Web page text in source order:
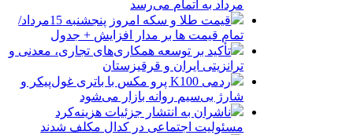
مرداد به اتمام می‌رسد
قیمت طلا و سکه امروز پنجشنبه 15مرداد/
تمام قیمت ها بر مدار افزایش + جدول
تأکید بر توسعه همکاری‌های تجاری، معدنی و
ترانزیتی ایران و قرقیزستان
ردمی K100 پرو مکس با باتری غول‌پیکر و
شارژ بی‌سیم روانه بازار می‌شود
ناشران به انتشار جزئیات هزینه‌کرد
مسئولیت اجتماعی در کدال مکلف شدند